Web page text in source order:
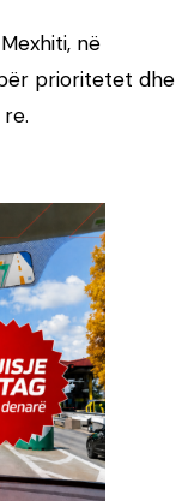
në
për prioritetet dhe